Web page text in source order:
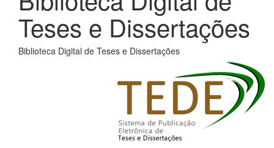
Teses e Dissertações
Biblioteca Digital de Teses e Dissertações